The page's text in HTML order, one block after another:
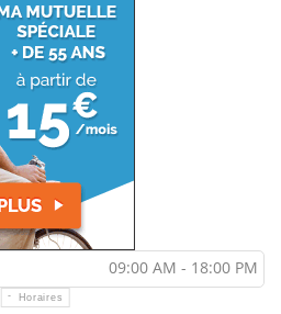
09:00 AM - 18:00 PM
Horaires